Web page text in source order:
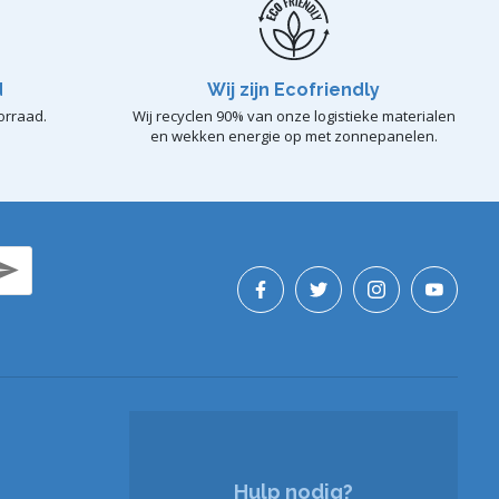
Wij zijn Ecofriendly
Wij recyclen 90% van onze logistieke materialen
en wekken energie op met zonnepanelen.
Hulp nodig?